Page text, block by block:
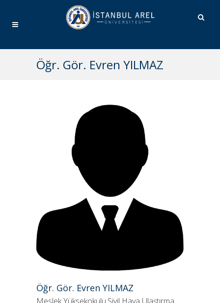
Öğr. Gör. Evren YILMAZ
Öğr. Gör. Evren YILMAZ